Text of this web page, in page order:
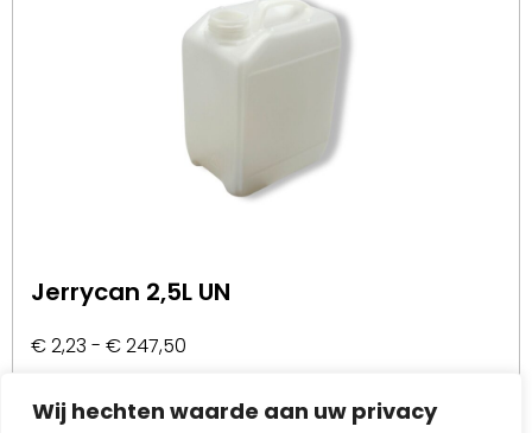
Wij hechten waarde aan uw privacy
Jerrycan 2,5L UN
€2,23 - €247,50
Bekijk product